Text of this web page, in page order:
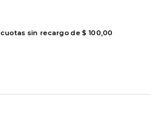
cuotas sin recargo de$ 100 ,00